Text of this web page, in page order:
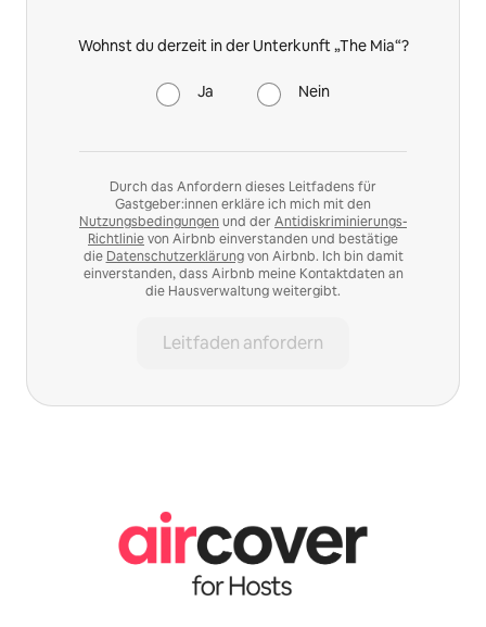
Wohnst du derzeit in der Unterkunft „The Mia“?
Ja Nein
Durch das Anfordern dieses Leitfadens für
Gastgeber:innen erkläre ich mich mit den
Nutzungsbedingungen und der Antidiskriminierungs-
Richtlinievon Airbnb einverstanden und bestätige
die Datenschutzerklärungvon Airbnb. Ich bin damit
einverstanden, dass Airbnb meine Kontaktdaten an
die Hausverwaltung weitergibt.
Leitfaden anfordern